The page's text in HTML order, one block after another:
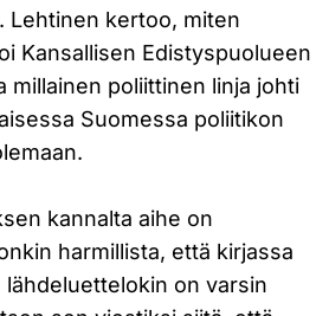
. Lehtinen kertoo, miten
Kansallisen Edistyspuolueen
millainen poliittinen linja johti
Suomessa poliitikon
kannalta aihe on
harmillista, että kirjassa
on varsin